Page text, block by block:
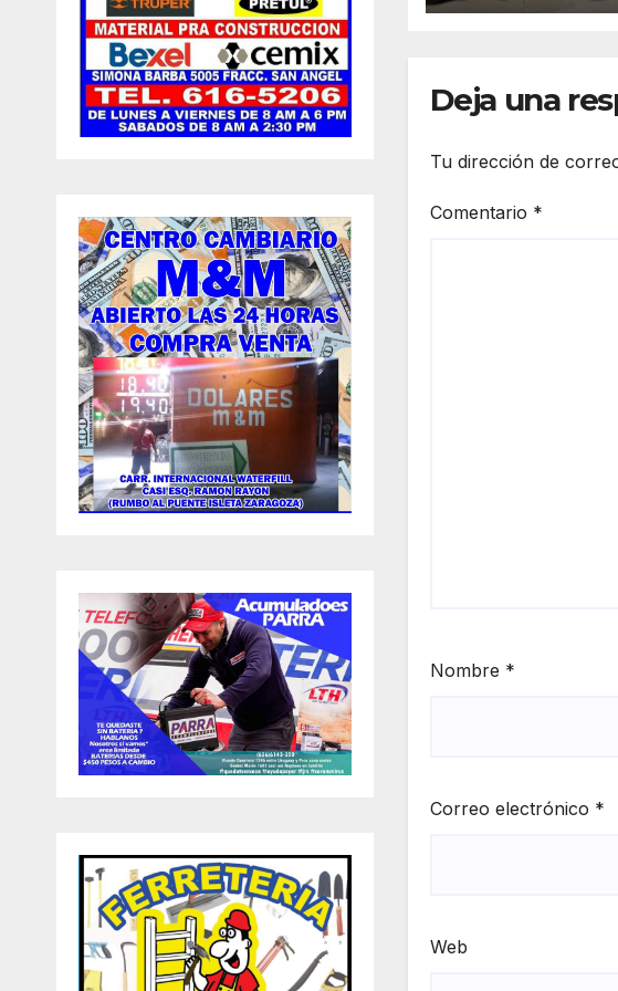
Praderas de
Deja una
Tu dirección de
Comentario *
Nombre *
Correo electrónico *
Web